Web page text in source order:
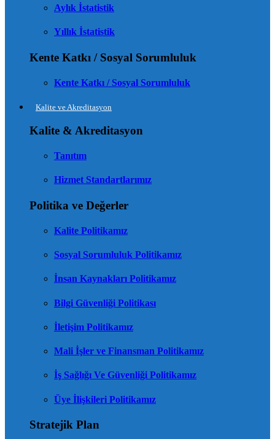
Aylık İstatistik
Yıllık İstatistik
Kente Katkı / Sosyal Sorumluluk
Kente Katkı / Sosyal Sorumluluk
Kalite ve Akreditasyon
Kalite & Akreditasyon
Tanıtım
Hizmet Standartlarımız
Politika ve Değerler
Kalite Politikamız
Sosyal Sorumluluk Politikamız
İnsan Kaynakları Politikamız
Bilgi Güvenliği Politikası
İletişim Politikamız
Mali İşler ve Finansman Politikamız
İş Sağlığı Ve Güvenliği Politikamız
Üye İlişkileri Politikamız
Stratejik Plan